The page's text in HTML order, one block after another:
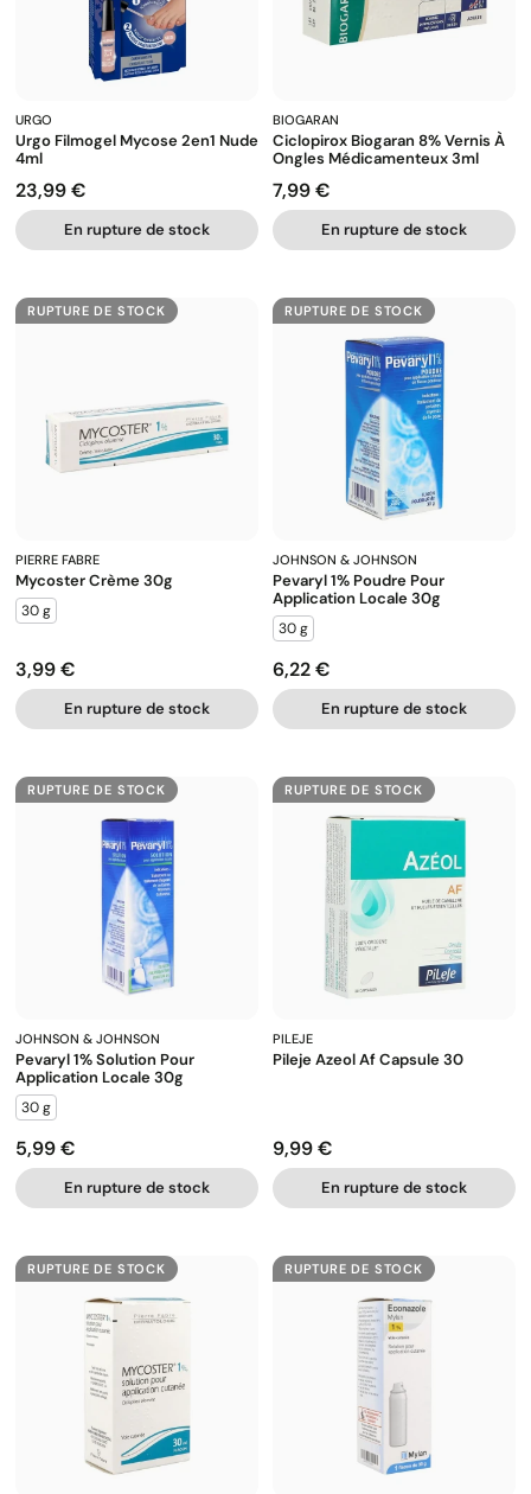
URGO
Urgo Filmogel Mycose 2en1 Nude
4ml
Prix
23,99 €
En rupture de stock
BIOGARAN
Ciclopirox Biogaran 8% Vernis À
Ongles Médicamenteux 3ml
Prix
7,99 €
En rupture de stock
RUPTURE DE STOCK
PIERRE FABRE
Mycoster Crème 30g
30 g
Prix
3,99 €
En rupture de stock
RUPTURE DE STOCK
JOHNSON & JOHNSON
Pevaryl 1% Poudre Pour
Application Locale 30g
30 g
Prix
6,22 €
En rupture de stock
RUPTURE DE STOCK
JOHNSON & JOHNSON
Pevaryl 1% Solution Pour
Application Locale 30g
30 g
Prix
5,99 €
En rupture de stock
RUPTURE DE STOCK
PILEJE
Pileje Azeol Af Capsule 30
Prix
9,99 €
En rupture de stock
RUPTURE DE STOCK RUPTURE DE STOCK